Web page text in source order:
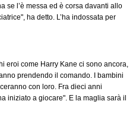
se l’è messa ed è corsa davanti allo
ha detto. L’ha indossata per
eroi come Harry Kane ci sono ancora,
prendendo il comando. I bambini
con loro. Fra dieci anni
iniziato a giocare". E la maglia sarà il